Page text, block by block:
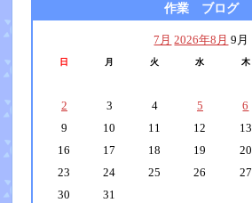
作業 ブログ
7月 2026年8月 9月
日 月 火 水 木
2
3 4 5 6
9
10 11 12 13
16
17 18 19 20
23
24 25 26 27
30
31